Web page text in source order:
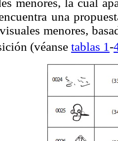
menores, la cual
una
menores,
(véanse tablas 1 -